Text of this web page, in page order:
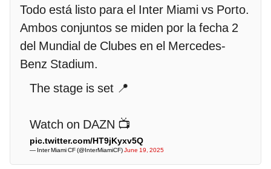
Todo está listo para el Inter Miami vs Porto.
Ambos conjuntos se miden por la fecha 2
del Mundial de Clubes en el Mercedes-
Benz Stadium.
The stage is set 📍
Watch on DAZN 📺
pic.twitter.com/HT9jKyxv5Q
— Inter Miami CF (@InterMiamiCF)June 19, 2025